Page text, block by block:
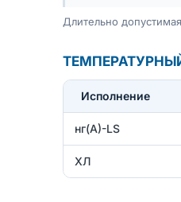
Длительно
Исполнение
нг(А)-LS
ХЛ